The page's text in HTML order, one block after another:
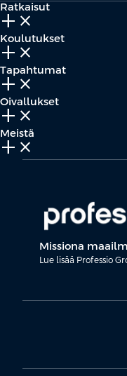
Ratkaisut
add_2 close
Koulutukset
add_2 close
Tapahtumat
add_2 close
Oivallukset
add_2 close
Meistä
add_2 close
Missiona
Lue lisää Professio